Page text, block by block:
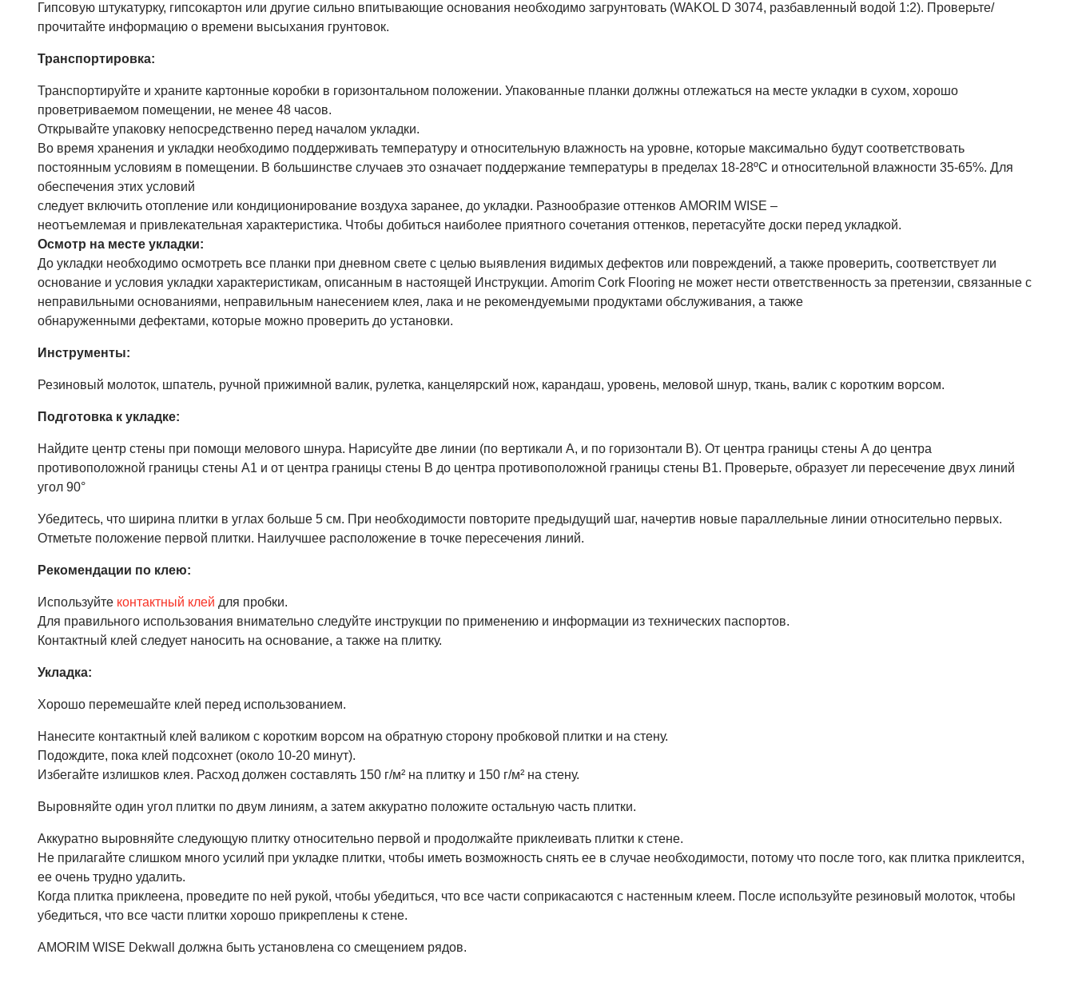
Гипсовую штукатурку, гипсокартон или другие сильно впитывающие основания необходимо загрунтовать (WAKOL D 3074, разбавленный водой 1:2). Проверьте/
прочитайте информацию о времени высыхания грунтовок.
Транспортировка:
Транспортируйте и храните картонные коробки в горизонтальном положении. Упакованные планки должны отлежаться на месте укладки в сухом, хорошо
проветриваемом помещении, не менее 48 часов.
Открывайте упаковку непосредственно перед началом укладки.
Во время хранения и укладки необходимо поддерживать температуру и относительную влажность на уровне, которые максимально будут соответствовать
постоянным условиям в помещении. В большинстве случаев это означает поддержание температуры в пределах 18-28ºC и относительной влажности 35-65%. Для
обеспечения этих условий
следует включить отопление или кондиционирование воздуха заранее, до укладки. Разнообразие оттенков AMORIM WISE –
неотъемлемая и привлекательная характеристика. Чтобы добиться наиболее приятного сочетания оттенков, перетасуйте доски перед укладкой.
Осмотр на месте укладки:
До укладки необходимо осмотреть все планки при дневном свете с целью выявления видимых дефектов или повреждений, а также проверить, соответствует ли
основание и условия укладки характеристикам, описанным в настоящей Инструкции. Amorim Cork Flooring не может нести ответственность за претензии, связанные с
неправильными основаниями, неправильным нанесением клея, лака и не рекомендуемыми продуктами обслуживания, а также
обнаруженными дефектами, которые можно проверить до установки.
Инструменты:
Резиновый молоток, шпатель, ручной прижимной валик, рулетка, канцелярский нож, карандаш, уровень, меловой шнур, ткань, валик с коротким ворсом.
Подготовка к укладке:
Найдите центр стены при помощи мелового шнура. Нарисуйте две линии (по вертикали А, и по горизонтали В). От центра границы стены А до центра
противоположной границы стены А1 и от центра границы стены B до центра противоположной границы стены В1. Проверьте, образует ли пересечение двух линий
угол 90°
Убедитесь, что ширина плитки в углах больше 5 см. При необходимости повторите предыдущий шаг, начертив новые параллельные линии относительно первых.
Отметьте положение первой плитки. Наилучшее расположение в точке пересечения линий.
Рекомендации по клею:
Используйте контактный клей для пробки.
Для правильного использования внимательно следуйте инструкции по применению и информации из технических паспортов.
Контактный клей следует наносить на основание, а также на плитку.
Укладка:
Хорошо перемешайте клей перед использованием.
Нанесите контактный клей валиком с коротким ворсом на обратную сторону пробковой плитки и на стену.
Подождите, пока клей подсохнет (около 10-20 минут).
Избегайте излишков клея. Расход должен составлять 150 г/м² на плитку и 150 г/м² на стену.
Выровняйте один угол плитки по двум линиям, а затем аккуратно положите остальную часть плитки.
Аккуратно выровняйте следующую плитку относительно первой и продолжайте приклеивать плитки к стене.
Не прилагайте слишком много усилий при укладке плитки, чтобы иметь возможность снять ее в случае необходимости, потому что после того, как плитка приклеится,
ее очень трудно удалить.
Когда плитка приклеена, проведите по ней рукой, чтобы убедиться, что все части соприкасаются с настенным клеем. После используйте резиновый молоток, чтобы
убедиться, что все части плитки хорошо прикреплены к стене.
AMORIM WISE Dekwall должна быть установлена со смещением рядов.